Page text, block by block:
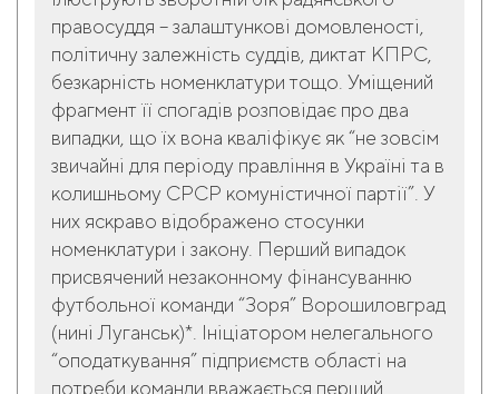
правосуддя – залаштункові домовленості,
політичну залежність суддів, диктат КПРС,
безкарність номенклатури тощо. Уміщений
фрагмент її спогадів розповідає про два
випадки, що їх вона кваліфікує як “не зовсім
звичайні для періоду правління в Україні та в
колишньому СРСР комуністичної партії”. У
них яскраво відображено стосунки
номенклатури і закону. Перший випадок
присвячений незаконному фінансуванню
футбольної команди “Зоря” Ворошиловград
(нині Луганськ)*. Ініціатором нелегального
“оподаткування” підприємств області на
потреби команди вважається перший